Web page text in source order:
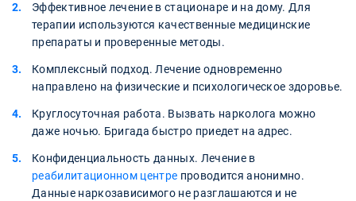
Эффективное лечение в стационаре и на дому. Для
терапии используются качественные медицинские
препараты и проверенные методы.
Комплексный подход. Лечение одновременно
направлено на физические и психологическое здоровье.
Круглосуточная работа. Вызвать нарколога можно
даже ночью. Бригада быстро приедет на адрес.
Конфиденциальность данных. Лечение в
реабилитационном центре проводится анонимно.
Данные наркозависимого не разглашаются и не